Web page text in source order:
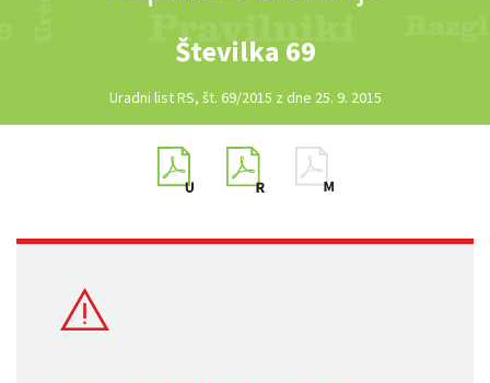
Številka 69
Uradni list RS, št. 69/2015 z dne 25. 9. 2015